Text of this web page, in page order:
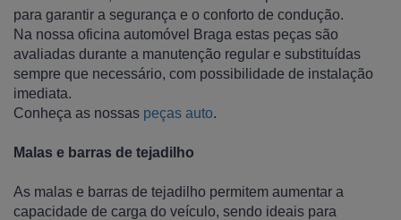
para garantir a segurança e o conforto de condução.
Na nossa oficina automóvel Braga estas peças são
avaliadas durante a manutenção regular e substituídas
sempre que necessário, com possibilidade de instalação
imediata.
Conheça as nossas peças auto.
Malas e barras de tejadilho
As malas e barras de tejadilho permitem aumentar a
capacidade de carga do veículo, sendo ideais para